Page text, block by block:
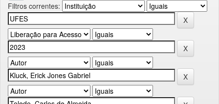
Filtros correntes: